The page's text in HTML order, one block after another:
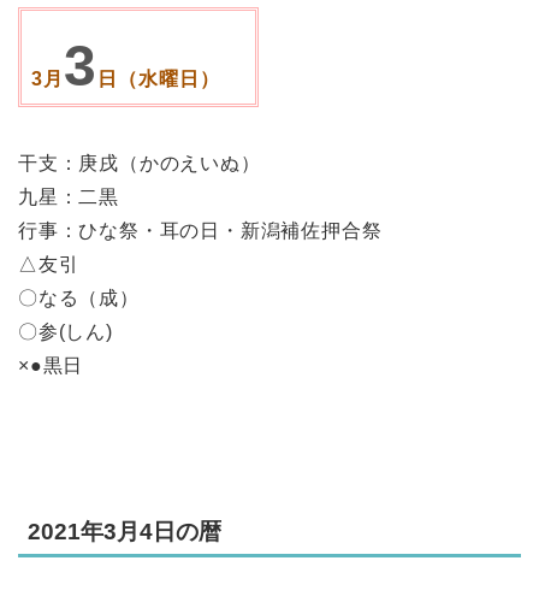
3月 3 日（水曜日）
干支：庚戌（かのえいぬ）
九星：二黒
行事：ひな祭・耳の日・新潟補佐押合祭
△友引
〇なる（成）
〇参(しん)
×●黒日
2021年3月4日の暦